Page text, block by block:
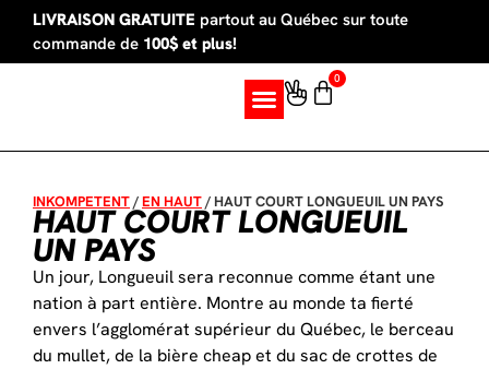
LIVRAISON GRATUITE partout au Québec sur toute
commande de 100$ et plus!
0
INKOMPETENT/EN HAUT/HAUT COURT LONGUEUIL UN PAYS
HAUT COURT LONGUEUIL
UN PAYS
Un jour, Longueuil sera reconnue comme étant une
nation à part entière. Montre au monde ta fierté
envers l’agglomérat supérieur du Québec, le berceau
du mullet, de la bière cheap et du sac de crottes de